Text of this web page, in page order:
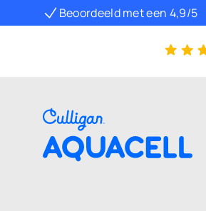
Beoordeeld met een 4,9/5